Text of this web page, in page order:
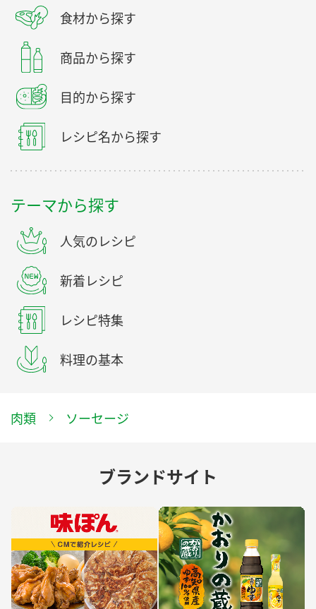
食材から探す
商品から探す
目的から探す
レシピ名から探す
テーマから探す
人気のレシピ
新着レシピ
レシピ特集
料理の基本
肉類 ソーセージ
ブランドサイト